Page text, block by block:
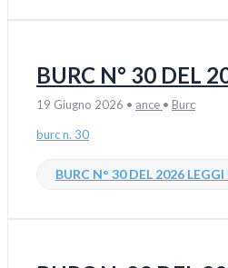
BURC N° 30 DEL
19 Giugno 2026 • ance • Burc
burc n. 30
BURC N° 30 DEL 2026